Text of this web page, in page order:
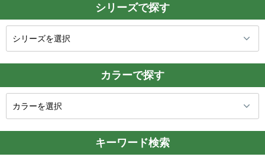
シリーズで探す
カラーで探す
キーワード検索